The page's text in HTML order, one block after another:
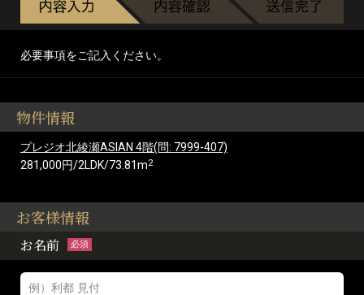
必要事項をご記入ください。
物件情報
プレジオ北綾瀬ASIAN 4階(問: 7999-407)
281,000円/2LDK/73.81m2
お客様情報
お名前 必須